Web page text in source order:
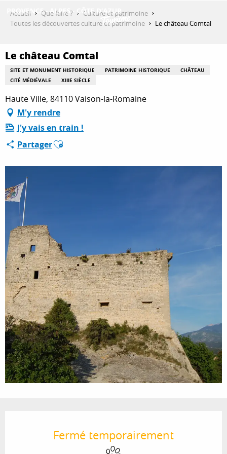
QUE FAIRE ?
SÉJOURNER
ESPACE PRO
Accueil Que faire ?
Culture et patrimoine
Toutes les découvertes culture et patrimoine
Le château Comtal
Le château Comtal
SITE ET MONUMENT HISTORIQUE PATRIMOINE HISTORIQUE
CHÂTEAU
CITÉ MÉDIÉVALE
XIIIE SIÈCLE
Haute Ville, 84110 Vaison-la-Romaine
M'y rendre
J'y vais en train !
PartagerAjouter aux favoris
Fermé temporairement
Animaux acceptés